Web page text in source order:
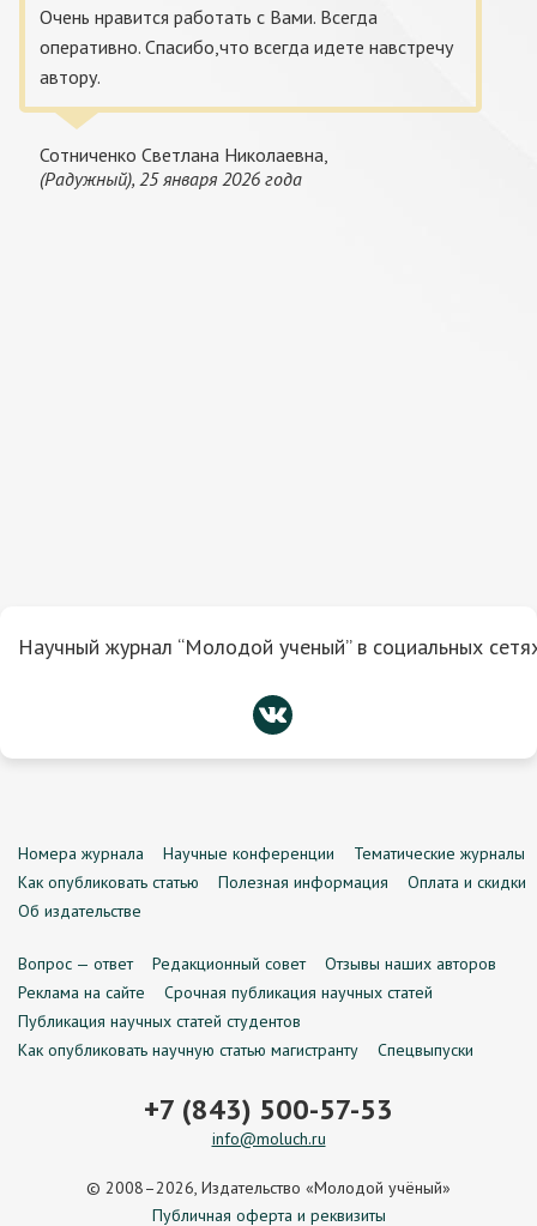
Очень нравится работать с Вами. Всегда
оперативно. Спасибо,что всегда идете навстречу
автору.
Сотниченко Светлана Николаевна,
(Радужный), 25 января 2026 года
Научный журнал “Молодой ученый” в социальных
Номера журнала Научные конференции
Тематические журналы
Как опубликовать статью
Полезная информация
Оплата и скидки
Об издательстве
Вопрос — ответ Редакционный совет
Отзывы наших авторов
Реклама на сайте
Срочная публикация научных статей
Публикация научных статей студентов
Как опубликовать научную статью магистранту
Спецвыпуски
+7 (843) 500-57-53
info@moluch.ru
© 2008–2026, Издательство «Молодой учёный»
Публичная оферта и реквизиты